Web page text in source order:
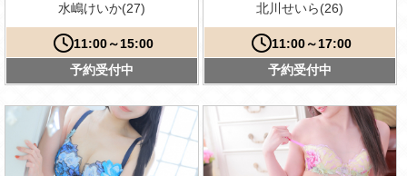
水嶋けいか(27)
11:00～15:00
予約受付中
北川せいら(26)
11:00～17:00
予約受付中